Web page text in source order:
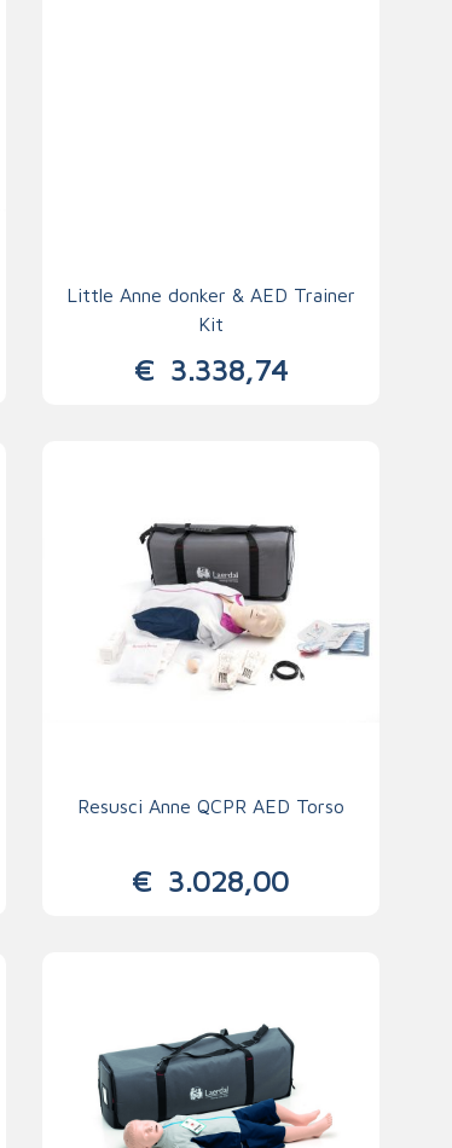
Little Anne donker & AED Trainer
Kit
€3.338,74
Resusci Anne QCPR AED Torso
€ 3.028,00